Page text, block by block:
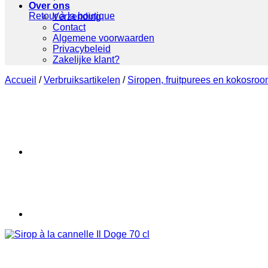
Retour à la boutique
Over ons
Verzending
Contact
Algemene voorwaarden
Privacybeleid
Zakelijke klant?
Accueil / Verbruiksartikelen / Siropen, fruitpurees en